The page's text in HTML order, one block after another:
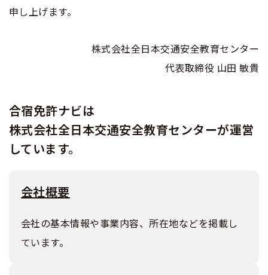
申し上げます。
株式会社全日本交通安全教育センター
代表取締役 山田 敏貴
合宿免許ナビは
株式会社全日本交通安全教育センターが運営
しています。
会社概要
会社の基本情報や事業内容、所在地などを掲載し
ています。